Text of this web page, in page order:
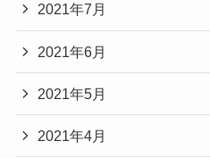
2021年7月
2021年6月
2021年5月
2021年4月